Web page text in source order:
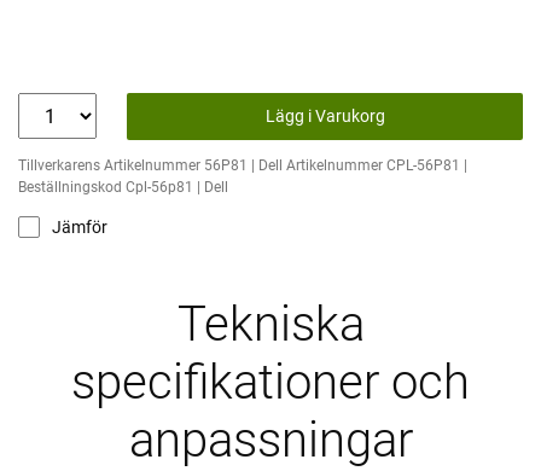
Lägg i Varukorg
Tillverkarens Artikelnummer 56P81 | Dell Artikelnummer CPL-56P81 |
Beställningskod Cpl-56p81 | Dell
Jämför
Tekniska
specifikationer och
anpassningar